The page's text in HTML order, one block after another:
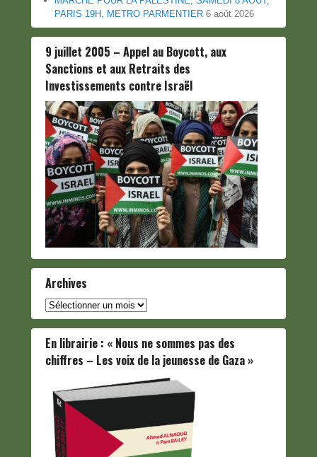
PARIS 19H, METRO PARMENTIER 6 août 2026
9 juillet 2005 – Appel au Boycott, aux
Sanctions et aux Retraits des
Investissements contre Israël
Archives
Archives
En librairie : « Nous ne sommes pas des
chiffres – Les voix de la jeunesse de Gaza »